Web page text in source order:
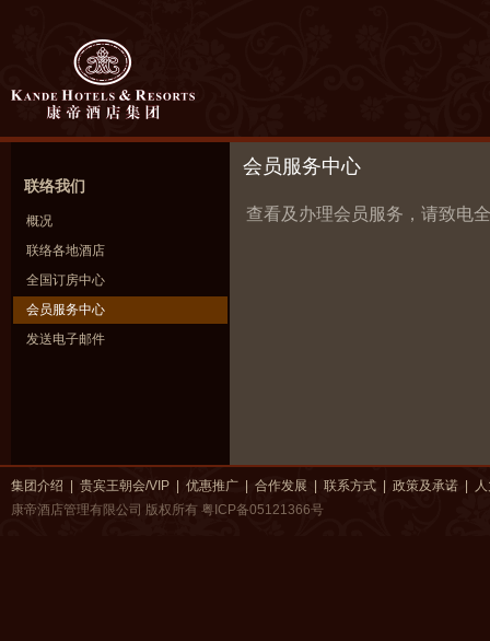
联络我们
概况
联络各地酒店
全国订房中心
会员服务中心
发送电子邮件
会员服务中心
查看及办理会员服务，请致电
集团介绍 贵宾王朝会/VIP 优惠推广 合作发展 联系方式 政策及承诺
康帝酒店管理有限公司 版权所有 粤ICP备05121366号